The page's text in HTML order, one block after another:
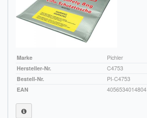
Marke
Pichler
Hersteller-Nr.
C4753
Bestell-Nr.
PI-C4753
EAN
4056534014804